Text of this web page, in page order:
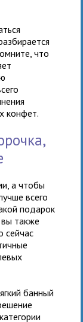
что
конфет.
а чтобы
всего
подарок
также
сейчас
банный